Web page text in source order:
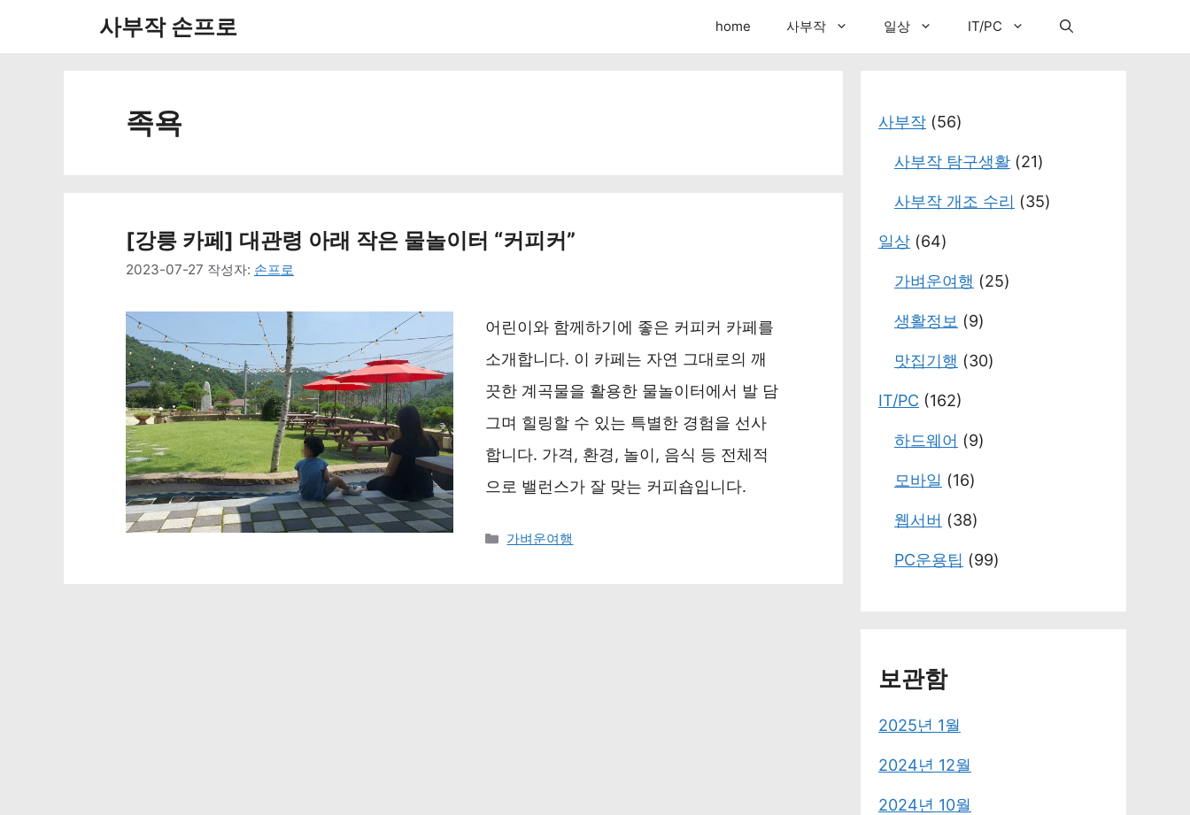
사부작 손프로 home 사부작 일상 IT/PC
족욕
[강릉 카페] 대관령 아래 작은 물놀이터 “커피커”
2023-07-27 작성자: 손프로
어린이와 함께하기에 좋은 커피커 카페를
소개합니다. 이 카페는 자연 그대로의 깨
끗한 계곡물을 활용한 물놀이터에서 발 담
그며 힐링할 수 있는 특별한 경험을 선사
합니다. 가격, 환경, 놀이, 음식 등 전체적
으로 밸런스가 잘 맞는 커피숍입니다.
카
가벼운여행
사부작 (56)
사부작 탐구생활 (21)
사부작 개조 수리 (35)
일상 (64)
가벼운여행 (25)
생활정보 (9)
맛집기행 (30)
IT/PC (162)
하드웨어 (9)
모바일 (16)
웹서버 (38)
PC운용팁 (99)
보관함
2025년 1월
2024년 12월
2024년 10월